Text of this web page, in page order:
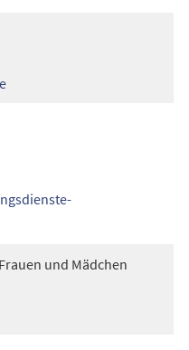
und Mädchen